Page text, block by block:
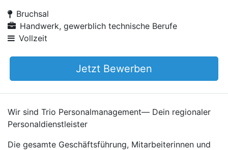
Bruchsal
Handwerk, gewerblich technische Berufe
Vollzeit
Jetzt Bewerben
Wir sind Trio Personalmanagement— Dein regionaler
Personaldienstleister
Die gesamte Geschäftsführung, Mitarbeiterinnen und